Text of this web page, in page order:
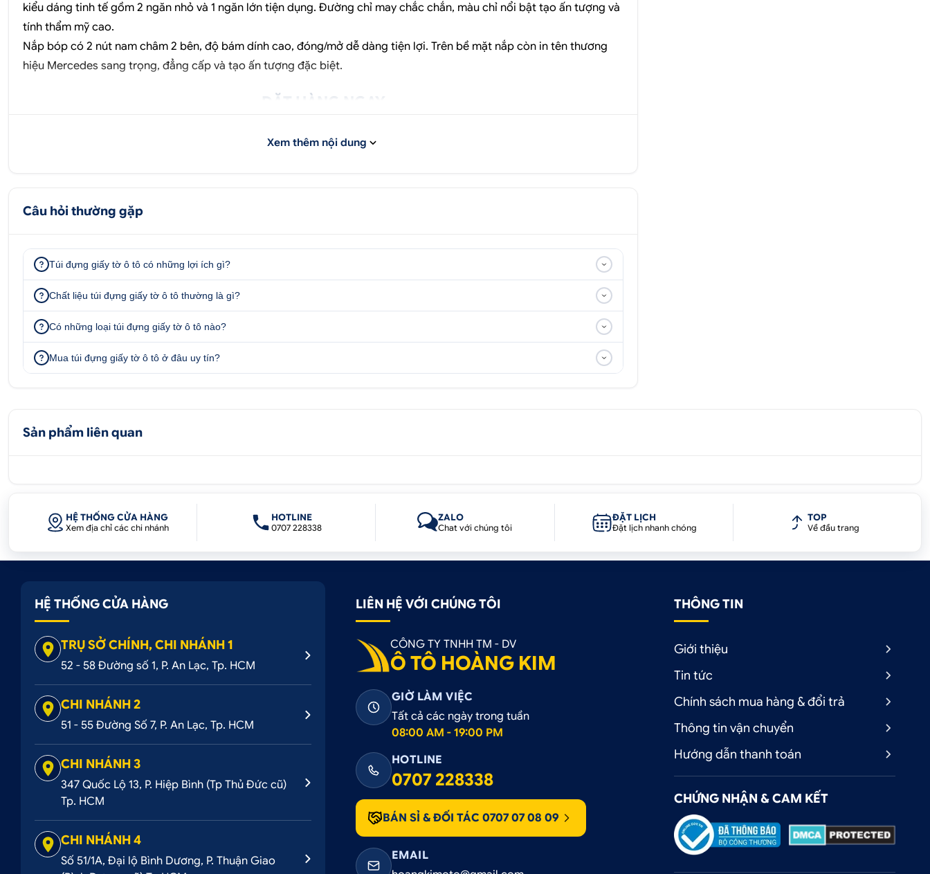
kiểu dáng tinh tế gồm 2 ngăn nhỏ và 1 ngăn lớn tiện dụng. Đường chỉ may chắc chắn, màu chỉ nổi bật tạo ấn tượng và
tính thẩm mỹ cao.
Nắp bóp có 2 nút nam châm 2 bên, độ bám dính cao, đóng/mở dễ dàng tiện lợi. Trên bề mặt nắp còn in tên thương
hiệu Mercedes sang trọng, đẳng cấp và tạo ấn tượng đặc biệt.
ĐẶT HÀNG NGAY
0707 228 338
Xem thêm nội dung
Câu hỏi thường gặp
Túi đựng giấy tờ ô tô có những lợi ích gì?
Chất liệu túi đựng giấy tờ ô tô thường là gì?
Có những loại túi đựng giấy tờ ô tô nào?
Mua túi đựng giấy tờ ô tô ở đâu uy tín?
Sản phẩm liên quan
HỆ THỐNG CỬA HÀNG
Xem địa chỉ các chi nhánh
HOTLINE
0707 228338
ZALO
Chat với chúng tôi
ĐẶT LỊCH
Đặt lịch nhanh chóng
TOP
Về đầu trang
HỆ THỐNG CỬA HÀNG
TRỤ SỞ CHÍNH, CHI NHÁNH 1
52 - 58 Đường số 1, P. An Lạc, Tp. HCM
CHI NHÁNH 2
51 - 55 Đường Số 7, P. An Lạc, Tp. HCM
CHI NHÁNH 3
347 Quốc Lộ 13, P. Hiệp Bình (Tp Thủ Đức cũ)
Tp. HCM
CHI NHÁNH 4
Số 51/1A, Đại lộ Bình Dương, P. Thuận Giao
LIÊN HỆ VỚI CHÚNG TÔI
CÔNG TY TNHH TM - DV
Ô TÔ HOÀNG KIM
GIỜ LÀM VIỆC
Tất cả các ngày trong tuần
08:00 AM - 19:00 PM
HOTLINE
0707 228338
BÁN SỈ & ĐỐI TÁC 0707 07 08 09
EMAIL
THÔNG TIN
Giới thiệu
Tin tức
Chính sách mua hàng & đổi trả
Thông tin vận chuyển
Hướng dẫn thanh toán
CHỨNG NHẬN & CAM KẾT